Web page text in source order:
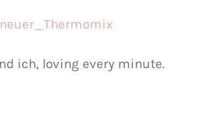
ich, loving every minute.